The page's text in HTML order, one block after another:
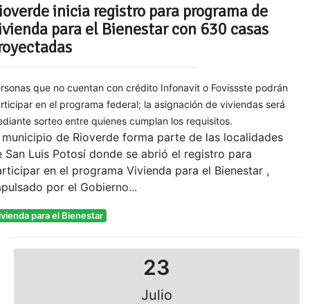
inicia registro para programa de
para el Bienestar con 630 casas
que no cuentan con crédito Infonavit o Fovissste podrán
en el programa federal; la asignación de viviendas será
sorteo entre quienes cumplan los requisitos.
municipio de Rioverde forma parte de las localidades
San Luis Potosí donde se abrió el registro para
en el programa Vivienda para el Bienestar ,
por el Gobierno...
para el Bienestar
23
Julio